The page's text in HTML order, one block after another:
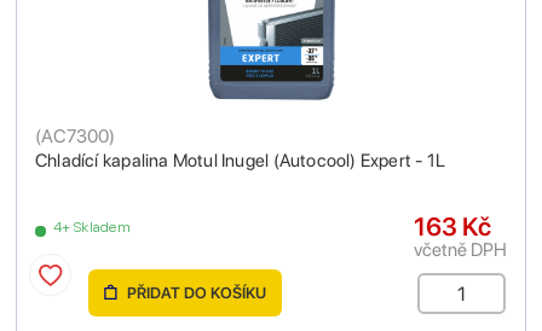
Chladící kapalina Motul Inugel (Autocool) Expert - 1L
(AC7300)
4+ Skladem 163 Kč
včetně DPH
PŘIDAT DO KOŠÍKU